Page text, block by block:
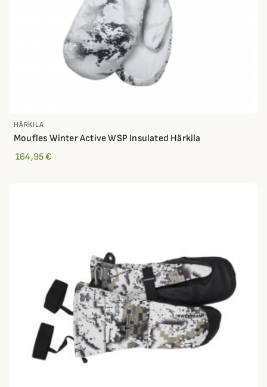
HÄRKILA
Moufles Winter Active WSP Insulated Härkila
164,95 €